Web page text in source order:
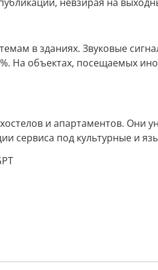
в зданиях. Звуковые
На объектах, посещаемых
и апартаментов. Они
сервиса под культурные и